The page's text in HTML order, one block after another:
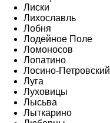
Лиски
Лихославль
Лобня
Лодейное Поле
Ломоносов
Лопатино
Лосино-Петровский
Луга
Луховицы
Лысьва
Лыткарино